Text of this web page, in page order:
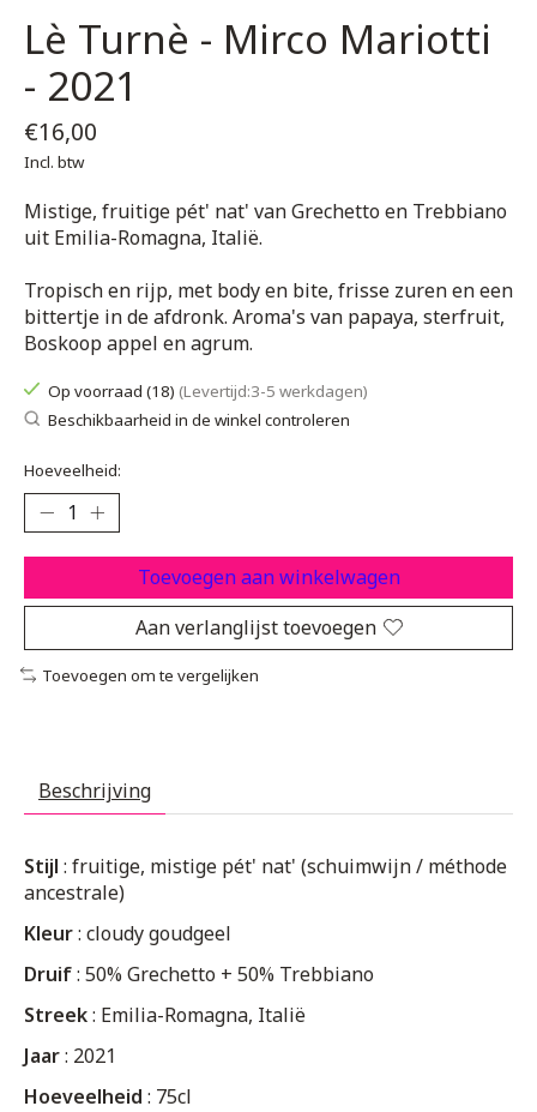
Lè Turnè - Mirco Mariotti
- 2021
€16,00
Incl. btw
Mistige, fruitige pét' nat' van Grechetto en Trebbiano
uit Emilia-Romagna, Italië.
Tropisch en rijp, met body en bite, frisse zuren en een
bittertje in de afdronk. Aroma's van papaya, sterfruit,
Boskoop appel en agrum.
Op voorraad (18) (Levertijd:3-5 werkdagen)
Beschikbaarheid in de winkel controleren
Hoeveelheid:
Toevoegen aan winkelwagen
Aan verlanglijst toevoegen
Toevoegen om te vergelijken
Beschrijving
Stijl : fruitige, mistige pét' nat' (schuimwijn / méthode
ancestrale)
Kleur: cloudy goudgeel
Druif: 50% Grechetto + 50% Trebbiano
Streek: Emilia-Romagna, Italië
Jaar: 2021
Hoeveelheid : 75cl